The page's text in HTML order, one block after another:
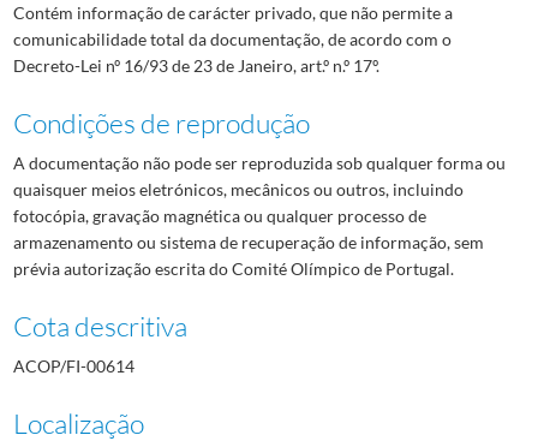
Contém informação de carácter privado, que não permite a
comunicabilidade total da documentação, de acordo com o
Decreto-Lei nº 16/93 de 23 de Janeiro, art.º n.º 17º.
Condições de reprodução
A documentação não pode ser reproduzida sob qualquer forma ou
quaisquer meios eletrónicos, mecânicos ou outros, incluindo
fotocópia, gravação magnética ou qualquer processo de
armazenamento ou sistema de recuperação de informação, sem
prévia autorização escrita do Comité Olímpico de Portugal.
Cota descritiva
ACOP/FI-00614
Localização